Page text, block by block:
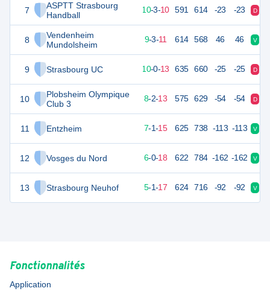
7
ASPTT Strasbourg
Handball
8
Vendenheim
Mundolsheim
9 Strasbourg UC
10
Plobsheim Olympique
Club 3
11 Entzheim
12 Vosges du Nord
13 Strasbourg Neuhof
44 10-3-10 591 614 -23 -23 D
9-3-11 614 568 46 46 V
10-0-13 635 660 -25 -25 D
41 23 8-2-13 575 629 -54 -54 D
7-1-15 625 738 -113 -113 V
35 6-0-18 622 784 -162 -162 V
34 5-1-17 624 716 -92 -92 V
Fonctionnalités
Application